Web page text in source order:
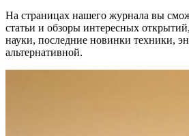
На страницах нашего журнала вы
статьи и обзоры интересных
науки, последние новинки техники,
альтернативной.